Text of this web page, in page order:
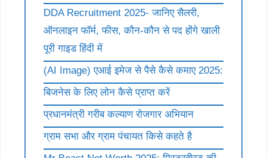
DDA Recruitment 2025- जानिए सैलरी,
ऑनलाइन फॉर्म, फीस, कौन-कौन से पद होंगे खाली
पूरी गाइड हिंदी में
(AI Image) एआई इमेज से पैसे कैसे कमाए 2025:
बिजनेस के लिए लोन कैसे प्राप्त करें
प्रधानमंत्री गरीब कल्याण रोजगार अभियान
ग्राम सभा और ग्राम पंचायत किसे कहते है